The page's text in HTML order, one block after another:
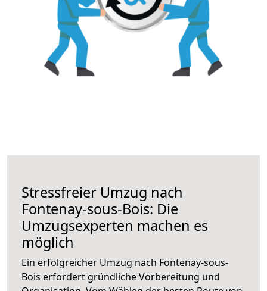
Stressfreier Umzug nach
Fontenay-sous-Bois: Die
Umzugsexperten machen es
möglich
Ein erfolgreicher Umzug nach Fontenay-sous-
Bois erfordert gründliche Vorbereitung und